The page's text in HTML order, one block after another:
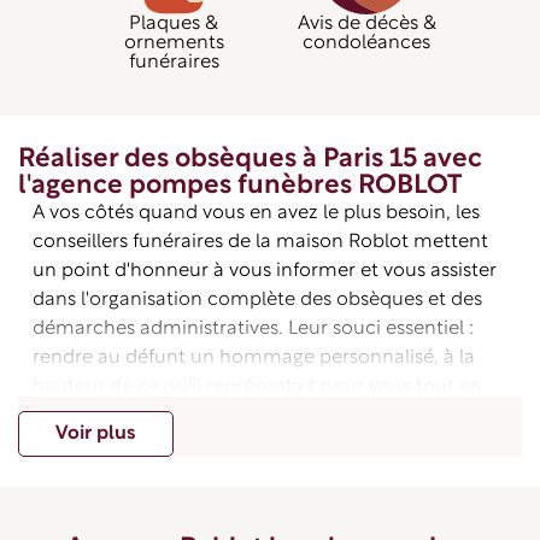
Plaques &
ornements
funéraires
Avis de décès &
condoléances
Réaliser des obsèques à Paris 15 avec
l'agence pompes funèbres ROBLOT
A vos côtés quand vous en avez le plus besoin, les
conseillers funéraires de la maison Roblot mettent
un point d'honneur à vous informer et vous assister
dans l'organisation complète des obsèques et des
démarches administratives. Leur souci essentiel :
rendre au défunt un hommage personnalisé, à la
respectant les dernières volontés du défunt.
Voir plus